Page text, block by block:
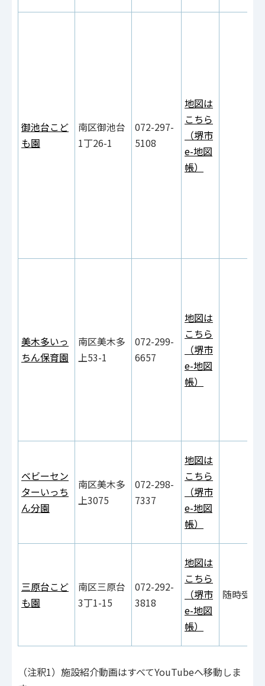
御池台こど
も園
南区御池台
1丁26-1
072-297-
5108
地図は
こちら
（堺市
e-地図
帳）
美木多いっ
ちん保育園
南区美木多
上53-1
072-299-
6657
地図は
こちら
（堺市
e-地図
帳）
ベビーセン
ターいっち
ん分園
南区美木多
上3075
072-298-
7337
地図は
こちら
（堺市
e-地図
帳）
三原台こど
も園
南区三原台
3丁1-15
072-292-
3818
地図は
こちら
（堺市
e-地図
帳）
随時受付
（注釈1）施設紹介動画はすべてYouTubeへ移動しま